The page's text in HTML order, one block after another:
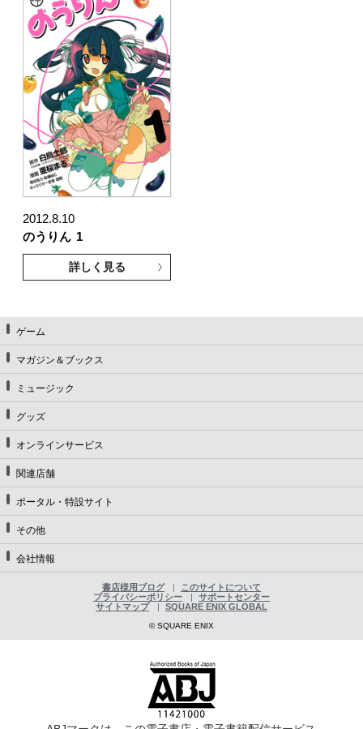
2012.8.10
のうりん 1
詳しく見る
ゲーム
マガジン＆ブックス
ミュージック
グッズ
オンラインサービス
関連店舗
ポータル・特設サイト
その他
会社情報
書店様用ブログ
このサイトについて
プライバシーポリシー
サポートセンター
サイトマップ
SQUARE ENIX GLOBAL
© SQUARE ENIX